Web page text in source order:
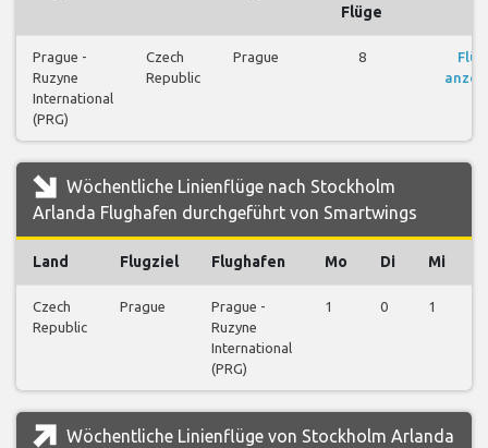
Flüge
Prague -
Ruzyne
International
(PRG)
Czech
Republic
Prague 8
Wöchentliche Linienflüge nach Stockholm
Arlanda Flughafen durchgeführt von Smartwings
Land Flugziel Flughafen Mo Di Mi
Czech
Republic
Prague
Prague -
Ruzyne
International
(PRG)
1 0 1
Wöchentliche Linienflüge von Stockholm Arlanda